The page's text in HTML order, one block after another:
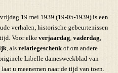
19 mei 1939 (19-05-1939) is een
verhalen, historische gebeurtenissen
Voor elke verjaardag vaderdag
, als relatiegeschenk of om andere
Libelle damesweekblad van
u meenemen naar de tijd van toen.